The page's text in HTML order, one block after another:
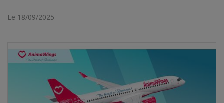
Le 18/09/2025